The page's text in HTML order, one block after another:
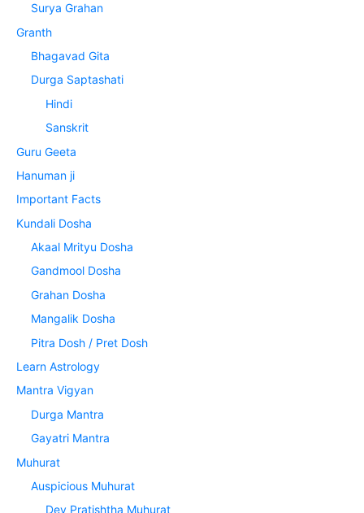
Surya Grahan
Granth
Bhagavad Gita
Durga Saptashati
Hindi
Sanskrit
Guru Geeta
Hanuman ji
Important Facts
Kundali Dosha
Akaal Mrityu Dosha
Gandmool Dosha
Grahan Dosha
Mangalik Dosha
Pitra Dosh / Pret Dosh
Learn Astrology
Mantra Vigyan
Durga Mantra
Gayatri Mantra
Muhurat
Auspicious Muhurat
Dev Pratishtha Muhurat